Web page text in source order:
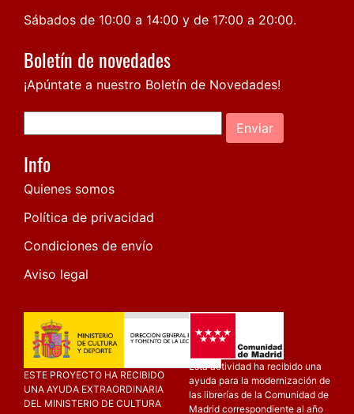
Sábados de 10:00 a 14:00 y de 17:00 a 20:00.
Boletín de novedades
¡Apúntate a nuestro Boletín de Novedades!
Enviar
Info
Quienes somos
Política de privacidad
Condiciones de envío
Aviso legal
ESTE PROYECTO HA RECIBIDO
UNA AYUDA EXTRAORDINARIA
DEL MINISTERIO DE CULTURA
Esta actividad ha recibido una
ayuda para la modernización de
las librerías de la Comunidad de
Madrid correspondiente al año